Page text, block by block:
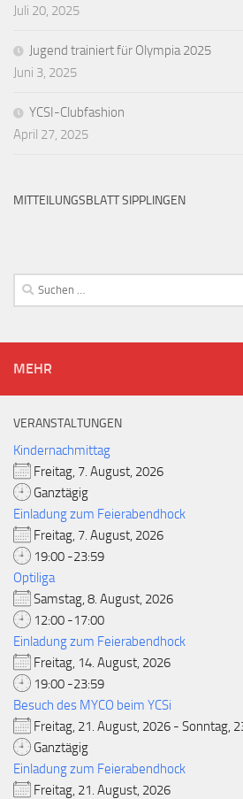
Juli 20, 2025
Jugend trainiert für Olympia 2025
Juni 3, 2025
YCSI-Clubfashion
April 27, 2025
MITTEILUNGSBLATT SIPPLINGEN
Suchen
nach:
MEHR
VERANSTALTUNGEN
Kindernachmittag
Freitag, 7. August, 2026
Ganztägig
Einladung zum Feierabendhock
Freitag, 7. August, 2026
19:00 -23:59
Optiliga
Samstag, 8. August, 2026
12:00 -17:00
Einladung zum Feierabendhock
Freitag, 14. August, 2026
19:00 -23:59
Besuch des MYCO beim YCSi
Freitag, 21. August, 2026 - Sonntag,
Ganztägig
Einladung zum Feierabendhock
Freitag, 21. August, 2026